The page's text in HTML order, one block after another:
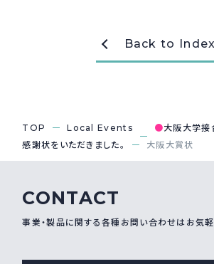
News&Topics
お問い合わせ
Back to Index
TOP Local Events ●大阪大学
感謝状をいただきました。
大阪大賞状
CONTACT
事業・製品に関する各種お問い合わせはお気